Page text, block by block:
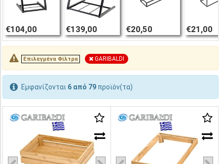
€104,00 €139,00 €20,50 €21,00
Επιλεγμένα Φίλτρα GARIBALDI
Εμφανίζονται 6 από 79 προϊόν(τα)